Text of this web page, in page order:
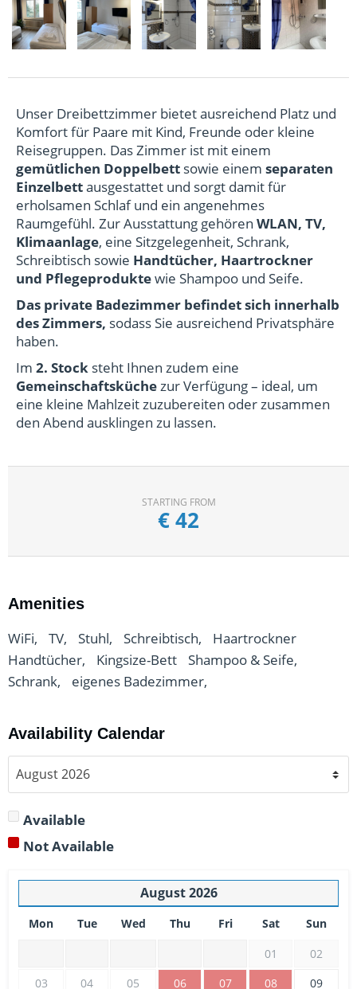
Unser Dreibettzimmer bietet ausreichend Platz und
Komfort für Paare mit Kind, Freunde oder kleine
Reisegruppen. Das Zimmer ist mit einem
gemütlichen Doppelbett sowie einem separaten
Einzelbettausgestattet und sorgt damit für
erholsamen Schlaf und ein angenehmes
Raumgefühl. Zur Ausstattung gehören WLAN, TV,
Klimaanlage, eine Sitzgelegenheit, Schrank,
Schreibtisch sowie Handtücher, Haartrockner
und Pflegeproduktewie Shampoo und Seife.
Das private Badezimmer befindet sich innerhalb
des Zimmers, sodass Sie ausreichend Privatsphäre
haben.
Im 2. Stock steht Ihnen zudem eine
Gemeinschaftsküchezur Verfügung – ideal, um
eine kleine Mahlzeit zuzubereiten oder zusammen
den Abend ausklingen zu lassen.
STARTING FROM
€ 42
Amenities
WiFi, TV, Stuhl, Schreibtisch,
Haartrockner
Handtücher,
Kingsize-Bett
Shampoo & Seife,
Schrank,
eigenes Badezimmer,
Availability Calendar
Available
Not Available
August 2026
Mon Tue Wed Thu Fri Sat
Sun
01
02
03
04 05 06 07 08 09